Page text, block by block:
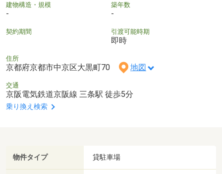
建物構造・規模
-
築年数
-
契約期間 引渡可能時期
即時
住所
京都府京都市中京区大黒町70 地図
交通
京阪電気鉄道京阪線 三条駅 徒歩5分
乗り換え検索
物件タイプ 貸駐車場